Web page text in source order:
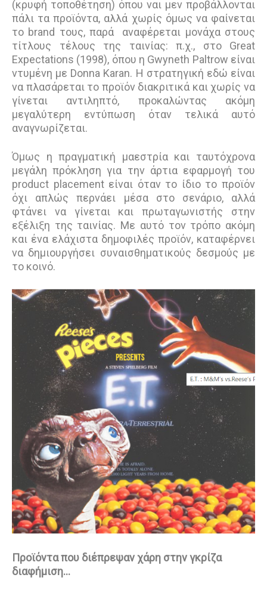
(κρυφή τοποθέτηση) όπου ναι μεν προβάλλονται
πάλι τα προϊόντα, αλλά χωρίς όμως να φαίνεται
το brand τους, παρά αναφέρεται μονάχα στους
τίτλους τέλους της ταινίας: π.χ., στο Great
Expectations (1998), όπου η Gwyneth Paltrow είναι
ντυμένη με Donna Karan. Η στρατηγική εδώ είναι
να πλασάρεται το προϊόν διακριτικά και χωρίς να
γίνεται αντιληπτό, προκαλώντας ακόμη
μεγαλύτερη εντύπωση όταν τελικά αυτό
αναγνωρίζεται.
Όμως η πραγματική μαεστρία και ταυτόχρονα
μεγάλη πρόκληση για την άρτια εφαρμογή του
product placement είναι όταν το ίδιο το προϊόν
όχι απλώς περνάει μέσα στο σενάριο, αλλά
φτάνει να γίνεται και πρωταγωνιστής στην
εξέλιξη της ταινίας. Με αυτό τον τρόπο ακόμη
και ένα ελάχιστα δημοφιλές προϊόν, καταφέρνει
να δημιουργήσει συναισθηματικούς δεσμούς με
το κοινό.
Προϊόντα που διέπρεψαν χάρη στην γκρίζα
διαφήμιση…